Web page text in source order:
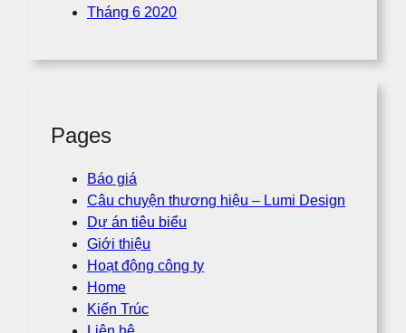
Tháng 6 2020
Pages
Báo giá
Câu chuyện thương hiệu – Lumi Design
Dự án tiêu biểu
Giới thiệu
Hoạt động công ty
Home
Kiến Trúc